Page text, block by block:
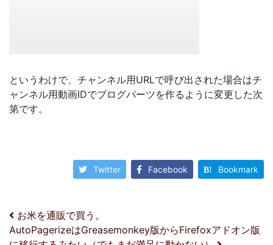
というわけで、チャンネル用URLで呼び出された場合はチ
ャンネル用動画IDでブログパーツを作るように変更した次
第です。
Twitter Facebook Bookmark
投稿ナビゲーション
お米を通販で買う。
AutoPagerizeはGreasemonkey版からFirefoxアドオン版